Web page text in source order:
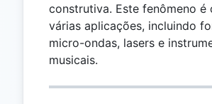
construtiva. Este fenômeno é
várias aplicações, incluindo
micro-ondas, lasers e
musicais.